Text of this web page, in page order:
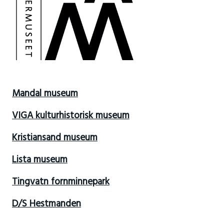
Mandal museum
VIGA kulturhistorisk museum
Kristiansand museum
Lista museum
Tingvatn fornminnepark
D/S Hestmanden